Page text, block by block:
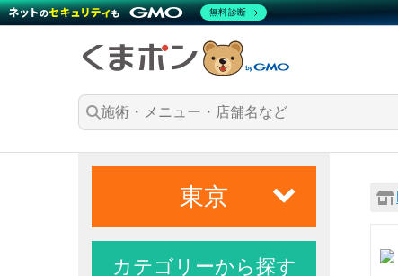
東京
カテゴリーから探す
無料診断